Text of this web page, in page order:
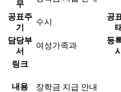
무
공표주
기
수시
공
태
담당부
서
여성가족과
등
시
링크
내용 장학금 지급 안내